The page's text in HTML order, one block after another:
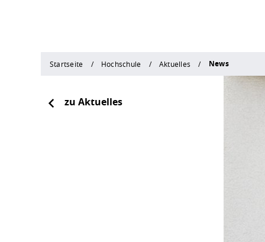
Startseite Hochschule Aktuelles News
zu Aktuelles